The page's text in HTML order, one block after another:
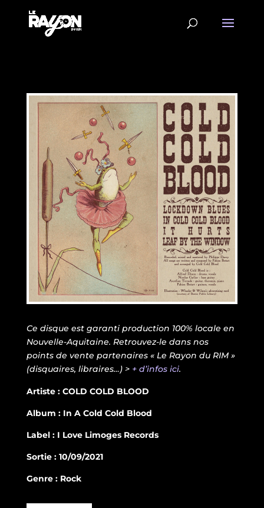
Ce disque est garanti production 100% locale en
Nouvelle-Aquitaine. Retrouvez-le dans nos
points de vente partenaires « Le Rayon du RIM »
(disquaires, libraires…) > + d’infos ici.
Artiste : COLD COLD BLOOD
Album : In A Cold Cold Blood
Label : I Love Limoges Records
Sortie : 10/09/2021
Genre : Rock